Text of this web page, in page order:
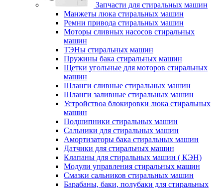
Запчасти для стиральных машин
Манжеты люка стиральных машин
Ремни привода стиральных машин
Моторы сливных насосов стиральных
машин
ТЭНы стиральных машин
Пружины бака стиральных машин
Щетки угольные для моторов стиральных
машин
Шланги сливные стиральных машин
Шланги заливные стиральных машин
Устройствоа блокировки люка стиральных
машин
Подшипники стиральных машин
Сальники для стиральных машин
Амортизаторы бака стиральных машин
Датчики для стиральных машин
Клапаны для стиральных машин ( КЭН)
Модули управления стиральных машин
Смазки сальников стиральных машин
Барабаны, баки, полубаки для стиральных